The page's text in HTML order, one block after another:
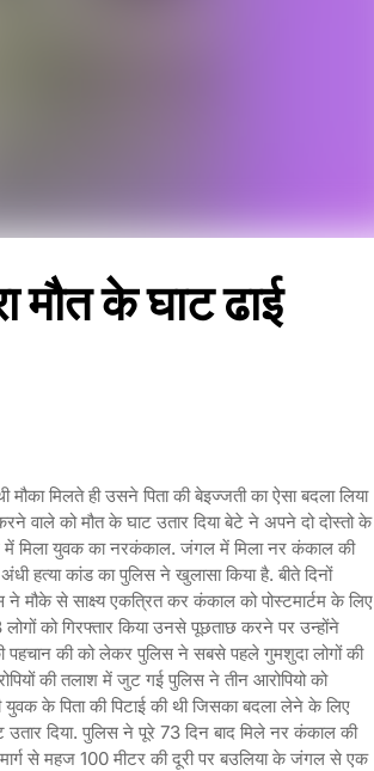
मौत के घाट ढाई
मौका मिलते ही उसने पिता की बेइज्जती का ऐसा बदला लिया
वाले को मौत के घाट उतार दिया बेटे ने अपने दो दोस्तो के
मिला युवक का नरकंकाल. जंगल में मिला नर कंकाल की
हत्या कांड का पुलिस ने खुलासा किया है. बीते दिनों
से साक्ष्य एकत्रित कर कंकाल को पोस्टमार्टम के लिए
को गिरफ्तार किया उनसे पूछताछ करने पर उन्होंने
पहचान की को लेकर पुलिस ने सबसे पहले गुमशुदा लोगों की
की तलाश में जुट गई पुलिस ने तीन आरोपियो को
के पिता की पिटाई की थी जिसका बदला लेने के लिए
दिया. पुलिस ने पूरे 73 दिन बाद मिले नर कंकाल की
से महज 100 मीटर की दूरी पर बउलिया के जंगल से एक